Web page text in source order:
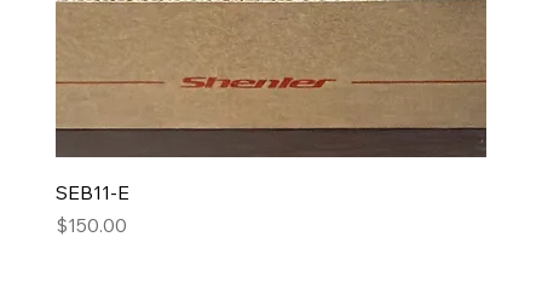
SEB11-E
Precio
$150.00